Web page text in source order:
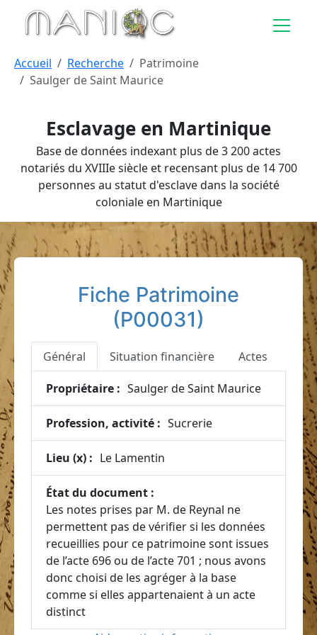
Aller au contenu principal
Esclavage en Martinique
Base de données indexant plus de 3 200 actes
notariés du XVIIIe siècle et recensant plus de 14 700
personnes au statut d'esclave dans la société
coloniale en Martinique
Accueil Recherche
Patrimoine
Saulger de Saint Maurice
Fiche Patrimoine
(P00031)
Général Situation financière Actes
Propriétaire : Saulger de Saint Maurice
Profession, activité : Sucrerie
Lieu (x) : Le Lamentin
État du document :
Les notes prises par M. de Reynal ne
permettent pas de vérifier si les données
recueillies pour ce patrimoine sont issues
de l’acte 696 ou de l’acte 701 ; nous avons
donc choisi de les agréger à la base
comme si elles appartenaient à un acte
distinct